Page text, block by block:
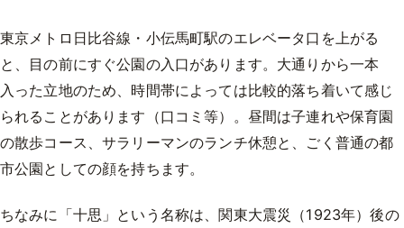
東京メトロ日比谷線・小伝馬町駅のエレベータ口を上がる
と、目の前にすぐ公園の入口があります。大通りから一本
入った立地のため、時間帯によっては比較的落ち着いて感じ
られることがあります（口コミ等）。昼間は子連れや保育園
の散歩コース、サラリーマンのランチ休憩と、ごく普通の都
市公園としての顔を持ちます。
ちなみに「十思」という名称は、関東大震災（1923年）後の